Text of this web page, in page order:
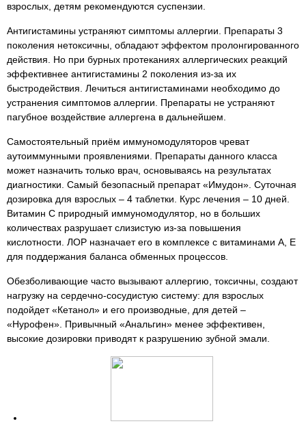
взрослых, детям рекомендуются суспензии.
Антигистамины устраняют симптомы аллергии. Препараты 3
поколения нетоксичны, обладают эффектом пролонгированного
действия. Но при бурных протеканиях аллергических реакций
эффективнее антигистамины 2 поколения из-за их
быстродействия. Лечиться антигистаминами необходимо до
устранения симптомов аллергии. Препараты не устраняют
пагубное воздействие аллергена в дальнейшем.
Самостоятельный приём иммуномодуляторов чреват
аутоиммунными проявлениями. Препараты данного класса
может назначить только врач, основываясь на результатах
диагностики. Самый безопасный препарат «Имудон». Суточная
дозировка для взрослых – 4 таблетки. Курс лечения – 10 дней.
Витамин C природный иммуномодулятор, но в больших
количествах разрушает слизистую из-за повышения
кислотности. ЛОР назначает его в комплексе с витаминами A, E
для поддержания баланса обменных процессов.
Обезболивающие часто вызывают аллергию, токсичны, создают
нагрузку на сердечно-сосудистую систему: для взрослых
подойдет «Кетанол» и его производные, для детей –
«Нурофен». Привычный «Анальгин» менее эффективен,
высокие дозировки приводят к разрушению зубной эмали.